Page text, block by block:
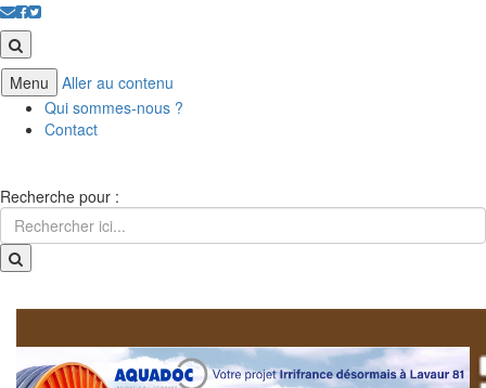
Menu
Aller au contenu
Qui sommes-nous ?
Contact
Recherche pour :